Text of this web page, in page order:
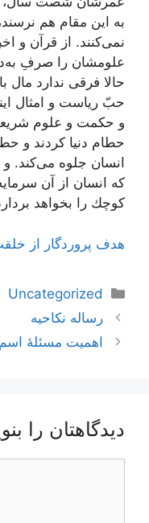
به این مقام هم
نمی‌كنند. از قرآن و
علومشان را صرفِ
حالا فرقی ندارد مال
حبّ ریاست و امثال
و حكمت و علوم
حطام دنیا كردند و
انسان جلوه می‌كند.
كه انسان از آن
كوچك را بخواهد
هدف پروردگار از
دسته‌ها
Uncategorized
ناوبری
نوشته‌ها
رساله نکاحیه
اهمیت مسئلۀ
دیدگاهتان را